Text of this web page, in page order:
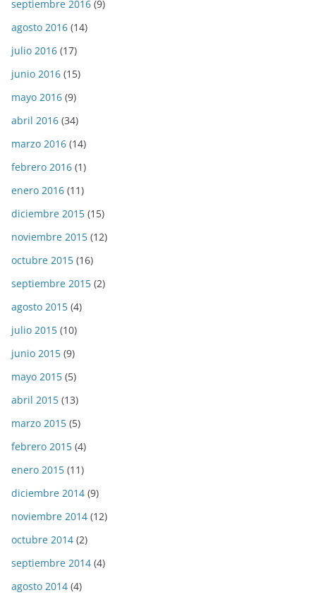
septiembre 2016 (9)
agosto 2016 (14)
julio 2016 (17)
junio 2016 (15)
mayo 2016 (9)
abril 2016 (34)
marzo 2016 (14)
febrero 2016 (1)
enero 2016 (11)
diciembre 2015 (15)
noviembre 2015 (12)
octubre 2015 (16)
septiembre 2015 (2)
agosto 2015 (4)
julio 2015 (10)
junio 2015 (9)
mayo 2015 (5)
abril 2015 (13)
marzo 2015 (5)
febrero 2015 (4)
enero 2015 (11)
diciembre 2014 (9)
noviembre 2014 (12)
octubre 2014 (2)
septiembre 2014 (4)
agosto 2014 (4)